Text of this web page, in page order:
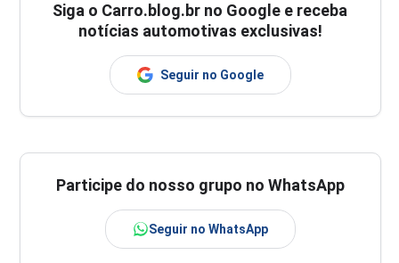
Siga o Carro.blog.br no Google e receba
notícias automotivas exclusivas!
Seguir no Google
Participe do nosso grupo no WhatsApp
Seguir no WhatsApp